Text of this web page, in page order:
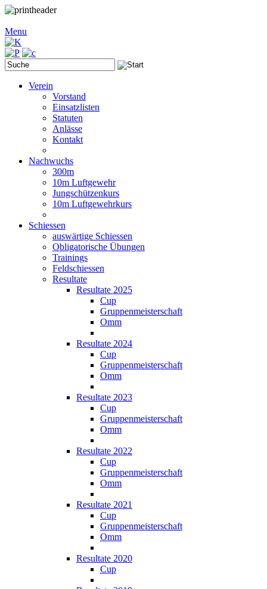
Menu
Verein
Vorstand
Einsatzlisten
Statuten
Anlässe
Kontakt
Nachwuchs
300m
10m Luftgewehr
Jungschützenkurs
10m Luftgewehrkurs
Schiessen
auswärtige Schiessen
Obligatorische Übungen
Trainings
Feldschiessen
Resultate
Resultate 2025
Cup
Gruppenmeisterschaft
Omm
Resultate 2024
Cup
Gruppenmeisterschaft
Omm
Resultate 2023
Cup
Gruppenmeisterschaft
Omm
Resultate 2022
Cup
Gruppenmeisterschaft
Omm
Resultate 2021
Cup
Gruppenmeisterschaft
Omm
Resultate 2020
Cup